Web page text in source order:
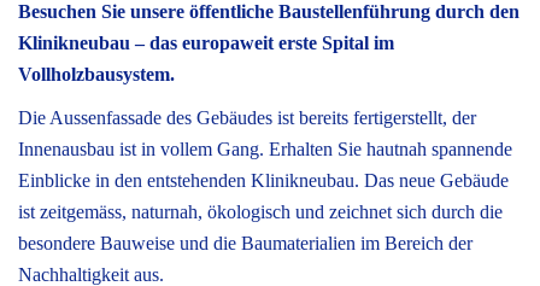
Besuchen Sie unsere öffentliche Baustellenführung durch den
Klinikneubau – das europaweit erste Spital im
Vollholzbausystem.
Die Aussenfassade des Gebäudes ist bereits fertigerstellt, der
Innenausbau ist in vollem Gang. Erhalten Sie hautnah spannende
Einblicke in den entstehenden Klinikneubau. Das neue Gebäude
ist zeitgemäss, naturnah, ökologisch und zeichnet sich durch die
besondere Bauweise und die Baumaterialien im Bereich der
Nachhaltigkeit aus.